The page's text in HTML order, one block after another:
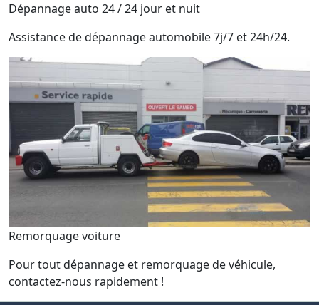
Dépannage auto 24 / 24 jour et nuit
Assistance de dépannage automobile 7j/7 et 24h/24.
Remorquage voiture
Pour tout dépannage et remorquage de véhicule,
contactez-nous rapidement !